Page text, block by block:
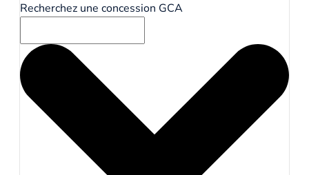
Recherchez une concession GCA